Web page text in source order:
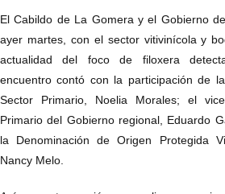
El Cabildo de La Gomera y el Gobierno
ayer martes, con el sector vitivinícola y
actualidad del foco de filoxera
encuentro contó con la participación de
Sector Primario, Noelia Morales; el
Primario del Gobierno regional, Eduardo
la Denominación de Origen Protegida
Nancy Melo.